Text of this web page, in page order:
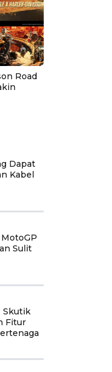
Road
Dapat
Kabel
Sulit
Skutik
Fitur